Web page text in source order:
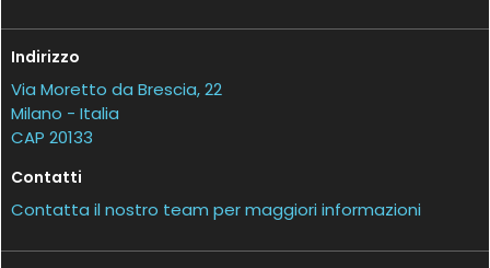
Indirizzo
Via Moretto da Brescia, 22
Milano - Italia
CAP 20133
Contatti
Contatta il nostro team per maggiori informazioni